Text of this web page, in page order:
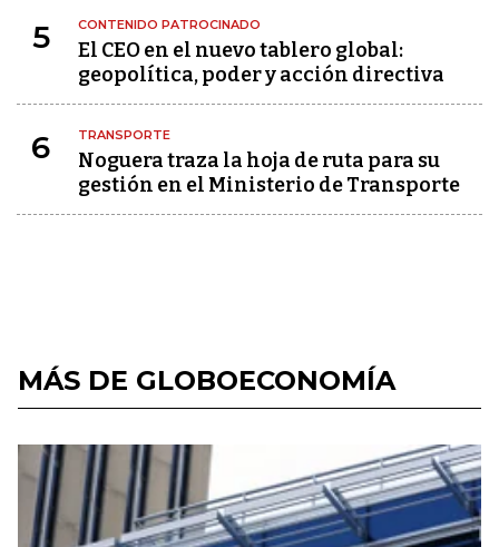
5 CONTENIDO PATROCINADO
El CEO en el nuevo tablero global:
geopolítica, poder y acción directiva
6 TRANSPORTE
Noguera traza la hoja de ruta para su
gestión en el Ministerio de Transporte
MÁS DE GLOBOECONOMÍA